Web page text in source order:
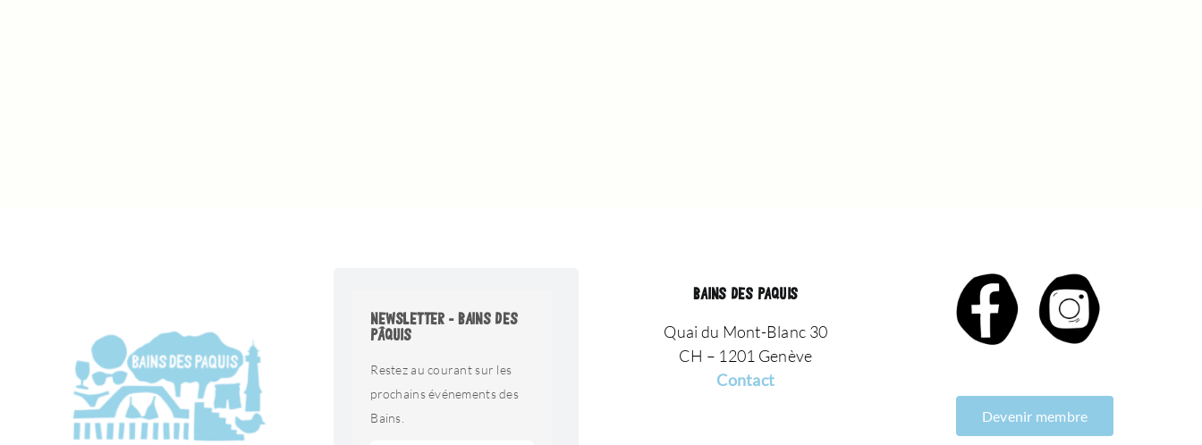
NEWSLETTER - BAINS DES
PÂQUIS
Restez au courant sur les
prochains événements des
Bains.
BAINS DES PAQUIS
Quai du Mont-Blanc 30
CH – 1201 Genève
Contact
Devenir membre